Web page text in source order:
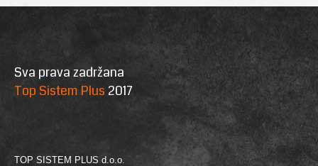
Sva prava zadržana
Top Sistem Plus 2017
TOP SISTEM PLUS d.o.o.